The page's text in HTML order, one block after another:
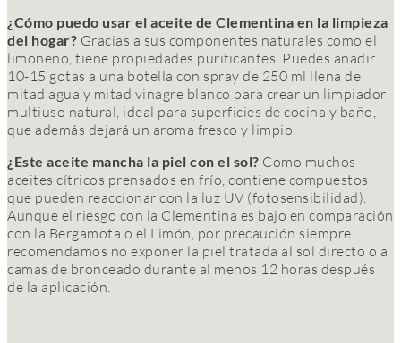
¿Cómo puedo usar el aceite de Clementina en la limpieza
del hogar? Gracias a sus componentes naturales como el
limoneno, tiene propiedades purificantes. Puedes añadir
10-15 gotas a una botella con spray de 250 ml llena de
mitad agua y mitad vinagre blanco para crear un limpiador
multiuso natural, ideal para superficies de cocina y baño,
que además dejará un aroma fresco y limpio.
¿Este aceite mancha la piel con el sol? Como muchos
aceites cítricos prensados en frío, contiene compuestos
que pueden reaccionar con la luz UV (fotosensibilidad).
Aunque el riesgo con la Clementina es bajo en comparación
con la Bergamota o el Limón, por precaución siempre
recomendamos no exponer la piel tratada al sol directo o a
camas de bronceado durante al menos 12 horas después
de la aplicación.